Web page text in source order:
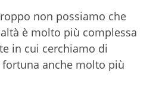
non possiamo che
è molto più complessa
in cui cerchiamo di
anche molto più